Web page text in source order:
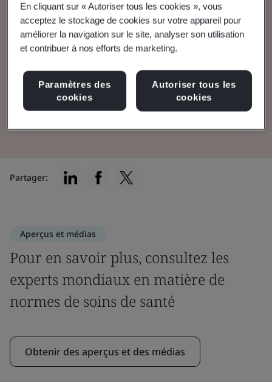
Calendrier de l’UKCA
Exigences et calendriers pour les produits
devant être certifiés par l’UKCA.
Lire la brochure
Partager:
Aperçus et médias
Pour en savoir plus, consultez les
experts mondiaux en matière de
normes de soins de santé
Obtenir des aperçus et des médias
En cliquant sur « Autoriser tous les cookies », vous
acceptez le stockage de cookies sur votre appareil pour
améliorer la navigation sur le site, analyser son utilisation
et contribuer à nos efforts de marketing.
Paramètres des
cookies
Autoriser tous les
cookies